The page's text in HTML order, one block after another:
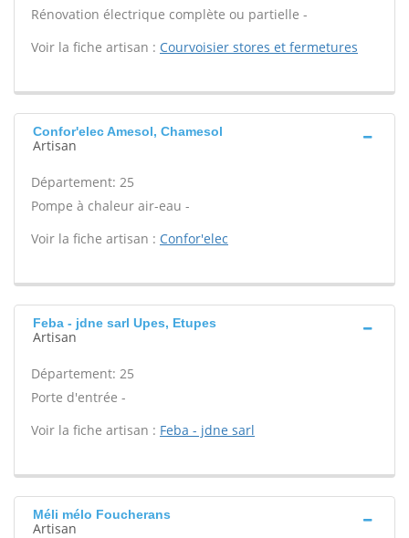
Rénovation électrique complète ou partielle -
Voir la fiche artisan : Courvoisier stores et fermetures
Confor'elec Amesol, Chamesol
Artisan
Département: 25
Pompe à chaleur air-eau -
Voir la fiche artisan : Confor'elec
Feba - jdne sarl Upes, Etupes
Artisan
Département: 25
Porte d'entrée -
Voir la fiche artisan : Feba - jdne sarl
Méli mélo Foucherans
Artisan